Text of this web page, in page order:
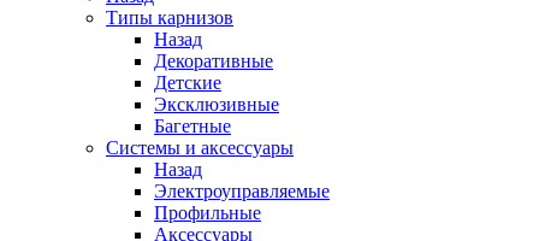
Типы карнизов
Назад
Декоративные
Детские
Эксклюзивные
Багетные
Системы и аксессуары
Назад
Электроуправляемые
Профильные
Аксессуары